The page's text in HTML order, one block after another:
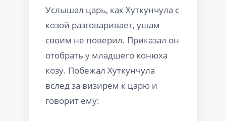
Услышал царь, как Хуткунчула с
козой разговаривает, ушам
своим не поверил. Приказал он
отобрать у младшего конюха
козу. Побежал Хуткунчула
вслед за визирем к царю и
говорит ему: